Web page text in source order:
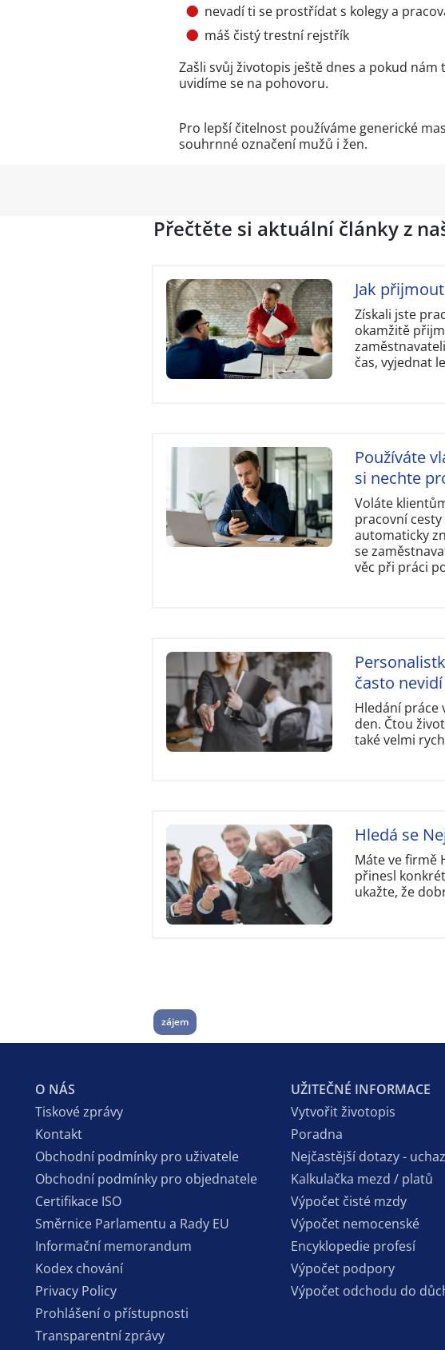
nevadí ti se prostřídat s kolegy a
máš čistý trestní rejstřík
Zašli svůj životopis ještě dnes a pokud
uvidíme se na pohovoru.
Pro lepší čitelnost používáme generické
souhrnné označení mužů i žen.
Přečtěte si aktuální články z
Jak
Získali jste
okamžitě
čas, vyjednat
Používáte
si nechte
Voláte
pracovní
automaticky
se
věc při práci
často nevidí
Hledání práce
den. Čtou
také velmi
Hledá se
Máte ve firmě
přinesl
ukažte, že
zájem
O NÁS
Tiskové zprávy
Kontakt
Obchodní podmínky pro uživatele
Obchodní podmínky pro objednatele
Certifikace ISO
Směrnice Parlamentu a Rady EU
Informační memorandum
Kodex chování
Privacy Policy
Prohlášení o přístupnosti
Transparentní zprávy
UŽITEČNÉ INFORMACE
Vytvořit životopis
Poradna
Nejčastější dotazy -
Kalkulačka mezd / platů
Výpočet čisté mzdy
Výpočet nemocenské
Encyklopedie profesí
Výpočet podpory
Výpočet odchodu do